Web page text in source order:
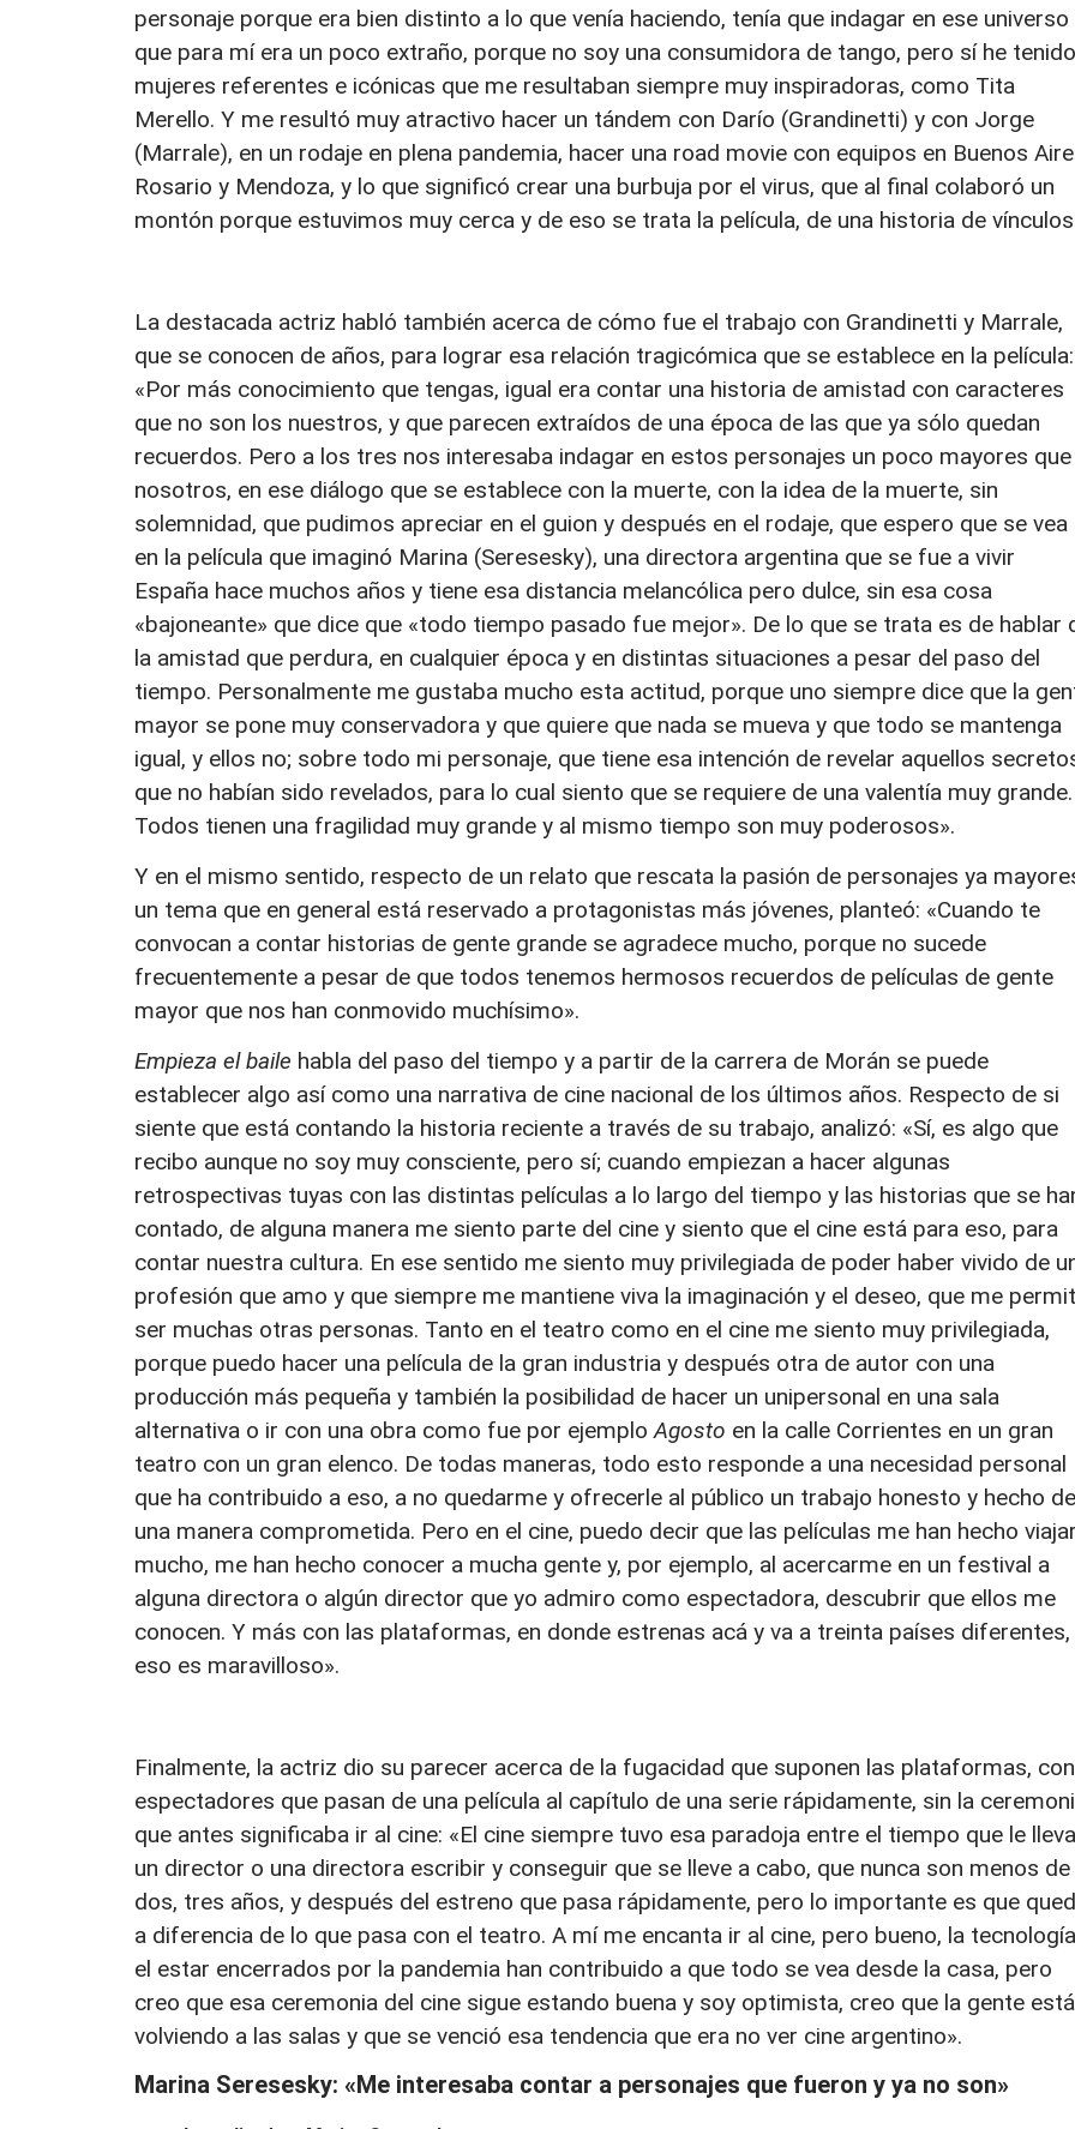
personaje porque era bien distinto a lo que venía haciendo, tenía que indagar en ese universo
que para mí era un poco extraño, porque no soy una consumidora de tango, pero sí he tenido
mujeres referentes e icónicas que me resultaban siempre muy inspiradoras, como Tita
Merello. Y me resultó muy atractivo hacer un tándem con Darío (Grandinetti) y con Jorge
(Marrale), en un rodaje en plena pandemia, hacer una road movie con equipos en Buenos
Rosario y Mendoza, y lo que significó crear una burbuja por el virus, que al final colaboró un
montón porque estuvimos muy cerca y de eso se trata la película, de una historia de
La destacada actriz habló también acerca de cómo fue el trabajo con Grandinetti y Marrale,
que se conocen de años, para lograr esa relación tragicómica que se establece en la película:
«Por más conocimiento que tengas, igual era contar una historia de amistad con caracteres
que no son los nuestros, y que parecen extraídos de una época de las que ya sólo quedan
recuerdos. Pero a los tres nos interesaba indagar en estos personajes un poco mayores que
nosotros, en ese diálogo que se establece con la muerte, con la idea de la muerte, sin
solemnidad, que pudimos apreciar en el guion y después en el rodaje, que espero que se vea
en la película que imaginó Marina (Seresesky), una directora argentina que se fue a vivir
España hace muchos años y tiene esa distancia melancólica pero dulce, sin esa cosa
«bajoneante» que dice que «todo tiempo pasado fue mejor». De lo que se trata es de hablar
la amistad que perdura, en cualquier época y en distintas situaciones a pesar del paso del
tiempo. Personalmente me gustaba mucho esta actitud, porque uno siempre dice que la
mayor se pone muy conservadora y que quiere que nada se mueva y que todo se mantenga
igual, y ellos no; sobre todo mi personaje, que tiene esa intención de revelar aquellos
que no habían sido revelados, para lo cual siento que se requiere de una valentía muy grande.
Todos tienen una fragilidad muy grande y al mismo tiempo son muy poderosos».
Y en el mismo sentido, respecto de un relato que rescata la pasión de personajes ya
un tema que en general está reservado a protagonistas más jóvenes, planteó: «Cuando te
convocan a contar historias de gente grande se agradece mucho, porque no sucede
frecuentemente a pesar de que todos tenemos hermosos recuerdos de películas de gente
mayor que nos han conmovido muchísimo».
Empieza el baile habla del paso del tiempo y a partir de la carrera de Morán se puede
establecer algo así como una narrativa de cine nacional de los últimos años. Respecto de si
siente que está contando la historia reciente a través de su trabajo, analizó: «Sí, es algo que
recibo aunque no soy muy consciente, pero sí; cuando empiezan a hacer algunas
retrospectivas tuyas con las distintas películas a lo largo del tiempo y las historias que se
contado, de alguna manera me siento parte del cine y siento que el cine está para eso, para
contar nuestra cultura. En ese sentido me siento muy privilegiada de poder haber vivido de
profesión que amo y que siempre me mantiene viva la imaginación y el deseo, que me
ser muchas otras personas. Tanto en el teatro como en el cine me siento muy privilegiada,
porque puedo hacer una película de la gran industria y después otra de autor con una
producción más pequeña y también la posibilidad de hacer un unipersonal en una sala
alternativa o ir con una obra como fue por ejemploAgosto en la calle Corrientes en un gran
teatro con un gran elenco. De todas maneras, todo esto responde a una necesidad personal
que ha contribuido a eso, a no quedarme y ofrecerle al público un trabajo honesto y hecho de
una manera comprometida. Pero en el cine, puedo decir que las películas me han hecho viajar
mucho, me han hecho conocer a mucha gente y, por ejemplo, al acercarme en un festival a
alguna directora o algún director que yo admiro como espectadora, descubrir que ellos me
conocen. Y más con las plataformas, en donde estrenas acá y va a treinta países diferentes,
eso es maravilloso».
Finalmente, la actriz dio su parecer acerca de la fugacidad que suponen las plataformas, con
espectadores que pasan de una película al capítulo de una serie rápidamente, sin la
que antes significaba ir al cine: «El cine siempre tuvo esa paradoja entre el tiempo que le
un director o una directora escribir y conseguir que se lleve a cabo, que nunca son menos de
dos, tres años, y después del estreno que pasa rápidamente, pero lo importante es que
a diferencia de lo que pasa con el teatro. A mí me encanta ir al cine, pero bueno, la
el estar encerrados por la pandemia han contribuido a que todo se vea desde la casa, pero
creo que esa ceremonia del cine sigue estando buena y soy optimista, creo que la gente está
volviendo a las salas y que se venció esa tendencia que era no ver cine argentino».
Marina Seresesky: «Me interesaba contar a personajes que fueron y ya no son»